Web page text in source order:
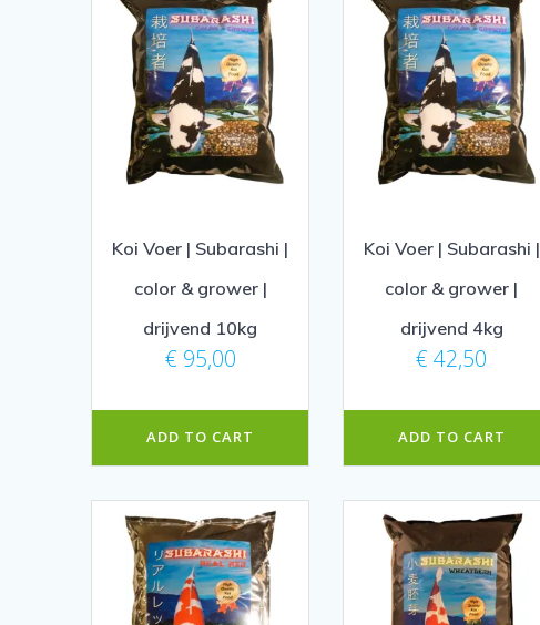
Koi Voer | Subarashi |
color & grower |
drijvend 10kg
€ 95,00
ADD TO CART
Koi Voer | Subarashi |
color & grower |
drijvend 4kg
€ 42,50
ADD TO CART